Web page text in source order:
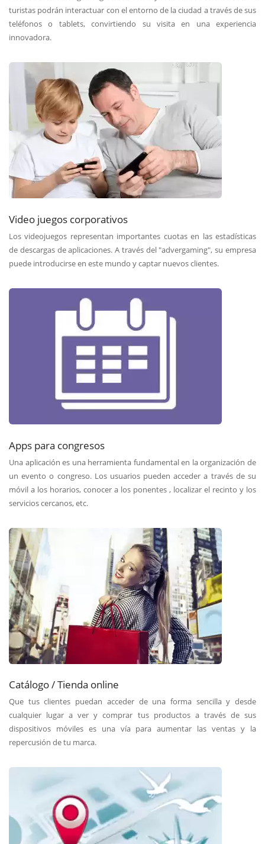
turistas podrán interactuar con el entorno de la ciudad a través de sus
teléfonos o tablets, convirtiendo su visita en una experiencia
innovadora.
Video juegos corporativos
Los videojuegos representan importantes cuotas en las estadísticas
de descargas de aplicaciones. A través del "advergaming", su empresa
puede introducirse en este mundo y captar nuevos clientes.
Apps para congresos
Una aplicación es una herramienta fundamental en la organización de
un evento o congreso. Los usuarios pueden acceder a través de su
móvil a los horarios, conocer a los ponentes , localizar el recinto y los
servicios cercanos, etc.
Catálogo / Tienda online
Que tus clientes puedan acceder de una forma sencilla y desde
cualquier lugar a ver y comprar tus productos a través de sus
dispositivos móviles es una vía para aumentar las ventas y la
repercusión de tu marca.